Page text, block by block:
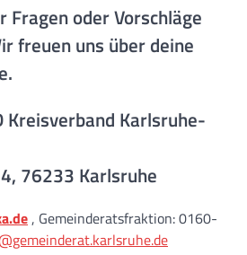
oder Vorschläge
freuen uns über deine
Kreisverband Karlsruhe-
76233 Karlsruhe
, Gemeinderatsfraktion: 0160-